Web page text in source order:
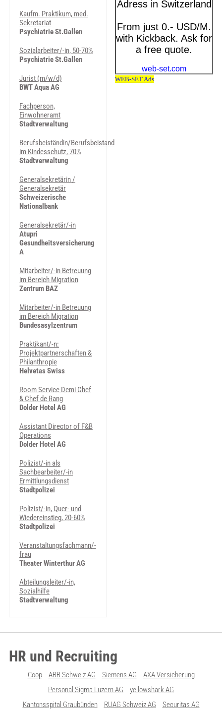
Kaufm. Praktikum, med.
Sekretariat
Psychiatrie St.Gallen
Sozialarbeiter/-in, 50-70%
Psychiatrie St.Gallen
Jurist (m/w/d)
BWT Aqua AG
Fachperson,
Einwohneramt
Stadtverwaltung
Berufsbeiständin/Berufsbeistand
im Kindesschutz, 70%
Stadtverwaltung
Generalsekretärin /
Generalsekretär
Schweizerische
Nationalbank
Generalsekretär/-in
Atupri
Gesundheitsversicherung
A
Mitarbeiter/-in Betreuung
im Bereich Migration
Zentrum BAZ
Mitarbeiter/-in Betreuung
im Bereich Migration
Bundesasylzentrum
Praktikant/-n:
Projektpartnerschaften &
Philanthropie
Helvetas Swiss
Room Service Demi Chef
& Chef de Rang
Dolder Hotel AG
Assistant Director of F&B
Operations
Dolder Hotel AG
Polizist/-in als
Sachbearbeiter/-in
Ermittlungsdienst
Stadtpolizei
Polizist/-in, Quer- und
Wiedereinstieg, 20-60%
Stadtpolizei
Veranstaltungsfachmann/-
frau
Theater Winterthur AG
Abteilungsleiter/-in,
Sozialhilfe
Stadtverwaltung
HR und Recruiting
Coop ABB Schweiz AG Siemens AG
AXA Versicherung
Personal Sigma Luzern AG
yellowshark AG
Kantonsspital Graubünden
RUAG Schweiz AG Securitas AG